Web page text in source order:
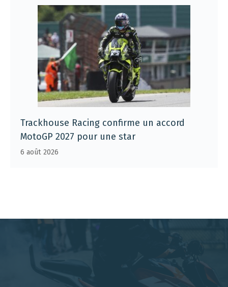
Trackhouse Racing confirme un accord
MotoGP 2027 pour une star
6 août 2026